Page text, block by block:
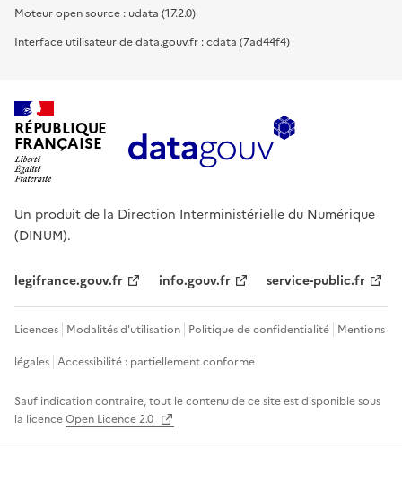
Moteur open source : udata (17.2.0)
Interface utilisateur de data.gouv.fr : cdata (7ad44f4)
RÉPUBLIQUE
FRANÇAISE
Un produit de la Direction Interministérielle du Numérique
(DINUM).
legifrance.gouv.fr info.gouv.fr service-public.fr
Licences Modalités d'utilisation Politique de confidentialité Mentions
légales Accessibilité : partiellement conforme
Sauf indication contraire, tout le contenu de ce site est disponible sous
la licenceOpen Licence 2.0